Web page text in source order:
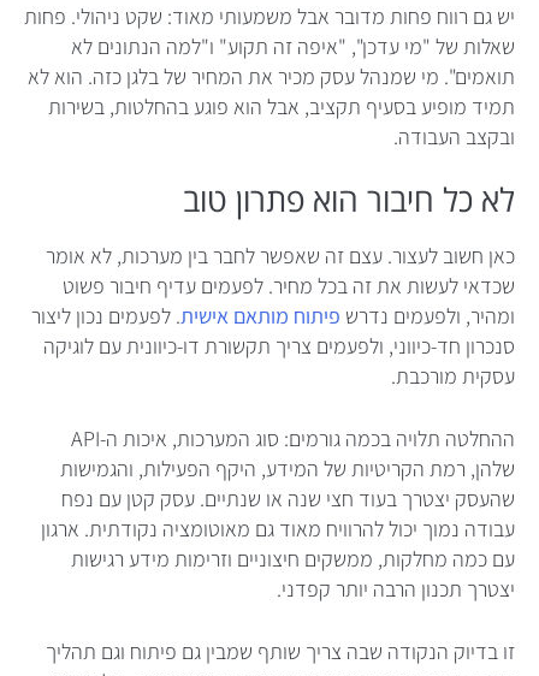
יש גם רווח פחות מדובר אבל משמעותי מאוד: שקט ניהולי. פחות
שאלות של "מי עדכן", "איפה זה תקוע" ו"למה הנתונים לא
תואמים". מי שמנהל עסק מכיר את המחיר של בלגן כזה. הוא לא
תמיד מופיע בסעיף תקציב, אבל הוא פוגע בהחלטות, בשירות
ובקצב העבודה.
לא כל חיבור הוא פתרון טוב
כאן חשוב לעצור. עצם זה שאפשר לחבר בין מערכות, לא אומר
שכדאי לעשות את זה בכל מחיר. לפעמים עדיף חיבור פשוט
ומהיר, ולפעמים נדרש פיתוח מותאם אישית. לפעמים נכון ליצור
סנכרון חד-כיווני, ולפעמים צריך תקשורת דו-כיוונית עם לוגיקה
עסקית מורכבת.
ההחלטה תלויה בכמה גורמים: סוג המערכות, איכות ה-API
שלהן, רמת הקריטיות של המידע, היקף הפעילות, והגמישות
שהעסק יצטרך בעוד חצי שנה או שנתיים. עסק קטן עם נפח
עבודה נמוך יכול להרוויח מאוד גם מאוטומציה נקודתית. ארגון
עם כמה מחלקות, ממשקים חיצוניים וזרימות מידע רגישות
יצטרך תכנון הרבה יותר קפדני.
זו בדיוק הנקודה שבה צריך שותף שמבין גם פיתוח וגם תהליך